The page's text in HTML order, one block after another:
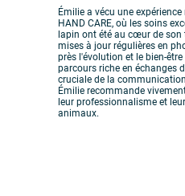
Émilie a vécu une
HAND CARE, où les soins
lapin ont été au cœur de son
mises à jour régulières en
près l'évolution et le bien-
parcours riche en échanges
cruciale de la
Émilie recommande
leur professionnalisme et
animaux.